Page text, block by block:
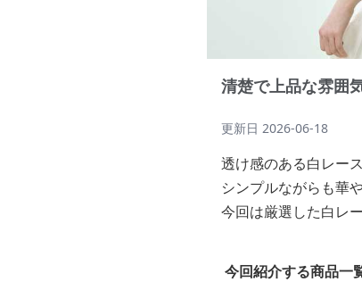
清楚で上品な雰囲
更新日 2026-06-18
透け感のある白レー
シンプルながらも華
今回は厳選した白レ
今回紹介する商品一